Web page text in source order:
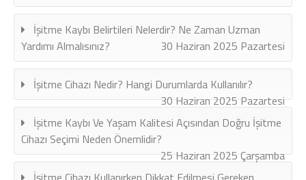
İşitme Kaybı Belirtileri Nelerdir? Ne Zaman Uzman
Yardımı Almalısınız?
30 Haziran 2025 Pazartesi
İşitme Cihazı Nedir? Hangi Durumlarda Kullanılır?
30 Haziran 2025 Pazartesi
İşitme Kaybı Ve Yaşam Kalitesi Açısından Doğru İşitme
Cihazı Seçimi Neden Önemlidir?
25 Haziran 2025 Çarşamba